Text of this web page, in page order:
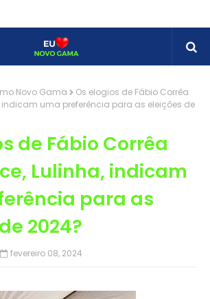
Novo Gama
Os elogios de Fábio Corrêa
indicam uma preferência para as eleições de
de Fábio Corrêa
Lulinha, indicam
para as
2024?
fevereiro 08, 2024